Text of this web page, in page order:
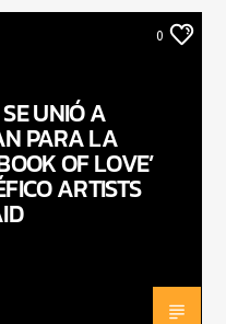
0
UNIÓ A
PARA LA
OF LOVE’
ARTISTS